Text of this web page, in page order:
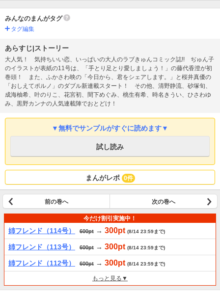
みんなのまんがタグ
タグ編集
あらすじ|ストーリー
大人気！ 気持ちいい恋、いっぱいの大人のラブきゅんコミック誌!! ぢゅん子
のイラストが表紙の11号は、「手とり足とり愛しましょう！」の藤代香澄が初
巻頭！ また、ふかさわ映の「今日から、君をシェアします。」と桜井真優の
「おしえてポルノ」のダブル新連載スタート！ その他、清野静流、砂塚旬、
成海柚希、叶のりこ、花宮初、間下めぐみ、桃生有希、時名きうい、ひさわゆ
み、黒野カンナの人気連載陣でおとどけ！
▼無料でサンプルがすぐに読めます▼
試し読み
まんがレポ 0件
前の巻へ 次の巻へ
今だけ割引実施中！
姉フレンド（114号） 600pt → 300pt (8/14 23:59まで)
姉フレンド（113号） 600pt → 300pt (8/14 23:59まで)
姉フレンド（112号） 600pt → 300pt (8/14 23:59まで)
もっと見る▼